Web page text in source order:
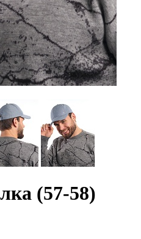
(57-58)